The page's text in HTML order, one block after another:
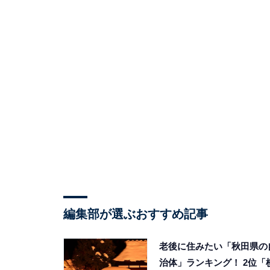
編集部が選ぶおすすめ記事
老後に住みたい「秋田県の
治体」ランキング！ 2位「